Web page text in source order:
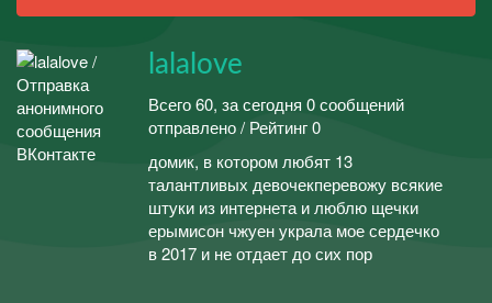
lalalove
Всего 60, за сегодня 0 сообщений
отправлено / Рейтинг 0
домик, в котором любят 13
талантливых девочекперевожу всякие
штуки из интернета и люблю щечки
ерымисон чжуен украла мое сердечко
в 2017 и не отдает до сих пор